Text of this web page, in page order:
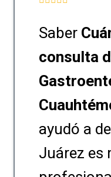
Saber
consulta
ayudó a
Juárez es